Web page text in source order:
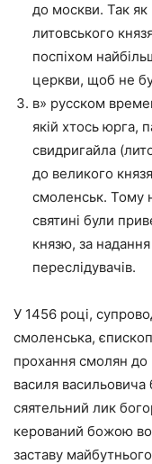
до москви. Так як
литовського
поспіхом
церкви, щоб не
в» русском
якій хтось юрга,
свидригайла
до великого
смоленськ. Тому
святині були
князю, за надання
переслідувачів.
У 1456 році,
смоленська,
прохання смолян до
василя
сяятельний лик
керований божою
заставу